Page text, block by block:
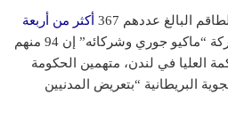
البالغ عددهم 367
أكثر من أربعة
، وقالت شركة “ماكيو جوري وشركائه” إن 94 منهم
العليا في لندن، متهمين الحكومة
البريطانية “بتعريض المدنيين